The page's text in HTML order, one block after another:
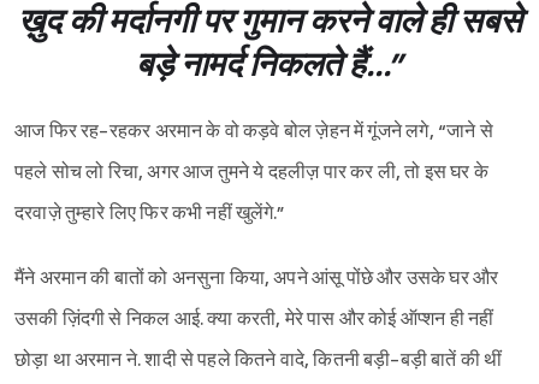
ख़ुद की मर्दानगी पर गुमान करने वाले ही सबसे
बड़े नामर्द निकलते हैं...”
आज फिर रह-रहकर अरमान के वो कड़वे बोल ज़ेहन में गूंजने लगे, “जाने से
पहले सोच लो रिचा, अगर आज तुमने ये दहलीज़ पार कर ली, तो इस घर के
दरवाज़े तुम्हारे लिए फिर कभी नहीं खुलेंगे.”
मैंने अरमान की बातों को अनसुना किया, अपने आंसू पोंछे और उसके घर और
उसकी ज़िंदगी से निकल आई. क्या करती, मेरे पास और कोई ऑप्शन ही नहीं
छोड़ा था अरमान ने. शादी से पहले कितने वादे, कितनी बड़ी-बड़ी बातें की थीं